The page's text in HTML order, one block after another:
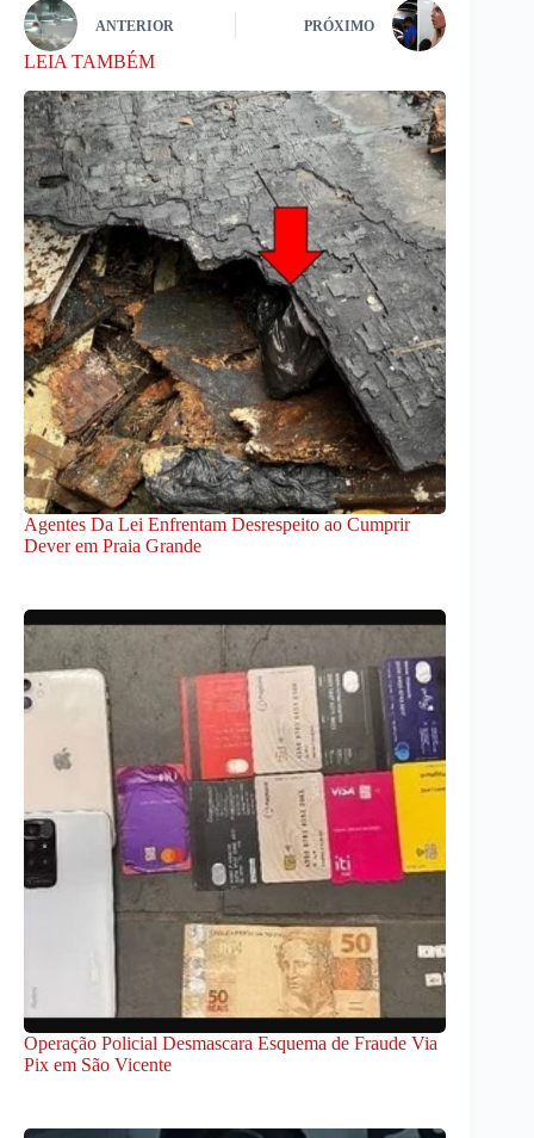
ANTERIOR PRÓXIMO
LEIA TAMBÉM
Agentes Da Lei Enfrentam Desrespeito ao Cumprir
Dever em Praia Grande
Operação Policial Desmascara Esquema de Fraude Via
Pix em São Vicente